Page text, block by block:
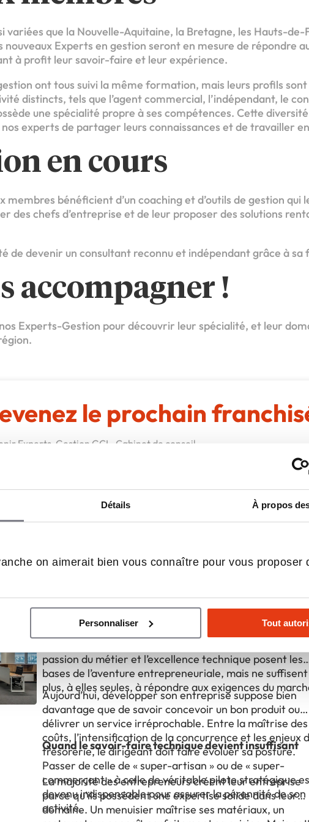
Détails À propos
on aimerait bien vous connaître pour vous proposer
Personnaliser Tout
variées que la Nouvelle-Aquitaine, la Bretagne, les Hauts-de-
nouveaux Experts en gestion seront en mesure de répondre
à profit leur savoir-faire et leur expérience.
ont tous suivi la même formation, mais leurs profils
distincts, tels que l’agent commercial, l’indépendant, le
une spécialité propre à ses compétences. Cette
experts de partager leurs connaissances et de travailler
en cours
membres bénéficient d’un coaching et d’outils de gestion qui
des chefs d’entreprise et de leur proposer des solutions
de devenir un consultant reconnu et indépendant grâce à
accompagner !
Experts-Gestion pour découvrir leur spécialité, et leur
le prochain
Experts-Gestion GCL, Cabinet de conseil
Demander une documentation
du réseau GCL Experts Gestion
Pourquoi la maîtrise du métier ne suffit plus à
grandir son entreprise
passion du métier et l’excellence technique posent les
bases de l’aventure entrepreneuriale, mais ne suffisent
plus, à elles seules, à répondre aux exigences du
Aujourd’hui, développer son entreprise suppose bien
davantage que de savoir concevoir un bon produit ou
délivrer un service irréprochable. Entre la maîtrise des
coûts, l’intensification de la concurrence et les enjeux
trésorerie, le dirigeant doit faire évoluer sa posture.
Passer de celle de « super-artisan » ou de « super-
commerçant » à celle de véritable pilote stratégique
devenu indispensable pour assurer la pérennité de son
activité.
Quand le savoir-faire technique devient insuffisant
La majorité des entrepreneurs créent leur entreprise
parce qu’ils possèdent une expertise solide dans leur
domaine. Un menuisier maîtrise ses matériaux, un